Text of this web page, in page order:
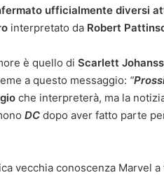
ufficialmente diversi
interpretato da Robert
è quello di Scarlett
a questo messaggio: “
che interpreterà, ma la
DC dopo aver fatto parte
vecchia conoscenza Marvel